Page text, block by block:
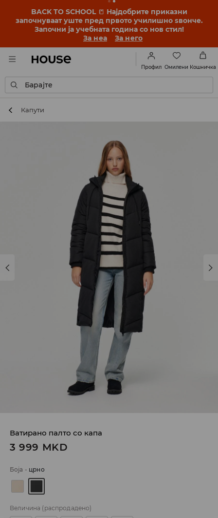
BACK TO SCHOOL 📒 Најдобрите приказни
започнуваат уште пред првото училишно ѕвонче.
Започни ја учебната година со нов стил!
За неа
За него
Профил Омилени Кошничка
Барајте
Капути
Ватирано палто со капа
3 999 MKD
Боја - црно
Величина (распродадено)